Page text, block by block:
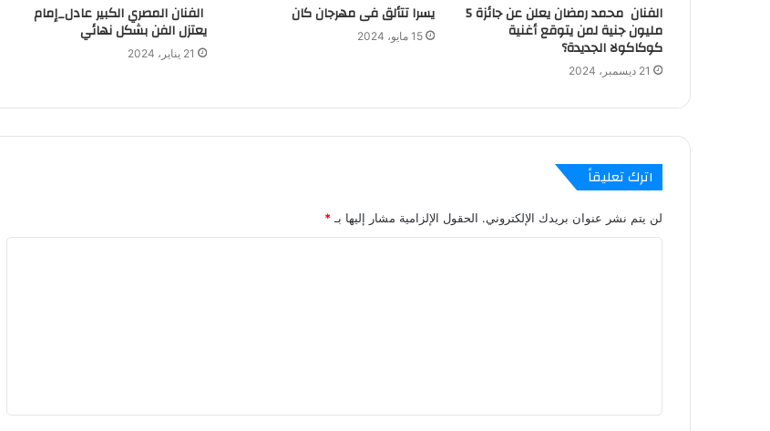
الفنان محمد رمضان يعلن عن جائزة 5
مليون جنية لمن يتوقع أغنية
كوكاكولا الجديدة؟
21 ديسمبر، 2024
يسرا تتألق فى مهرجان كان
15 مايو، 2024
الفنان المصري الكبير عادل_إمام
يعتزل الفن بشكل نهائي
21 يناير، 2024
اترك تعليقاً
لن يتم نشر عنوان بريدك الإلكتروني. الحقول الإلزامية مشار إليها بـ *
ق